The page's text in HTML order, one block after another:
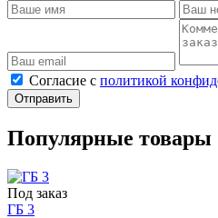
Cогласие с политикой
Отправить
Популярные товары
Под заказ
ГБ 3